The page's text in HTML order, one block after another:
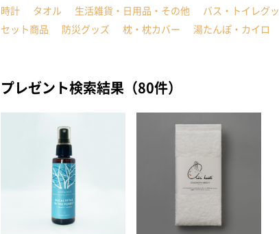
時計 タオル 生活雑貨・日用品・その他 バス・トイレグ
セット商品
防災グッズ 枕・枕カバー 湯たんぽ・カイロ
プレゼント検索結果（80件）